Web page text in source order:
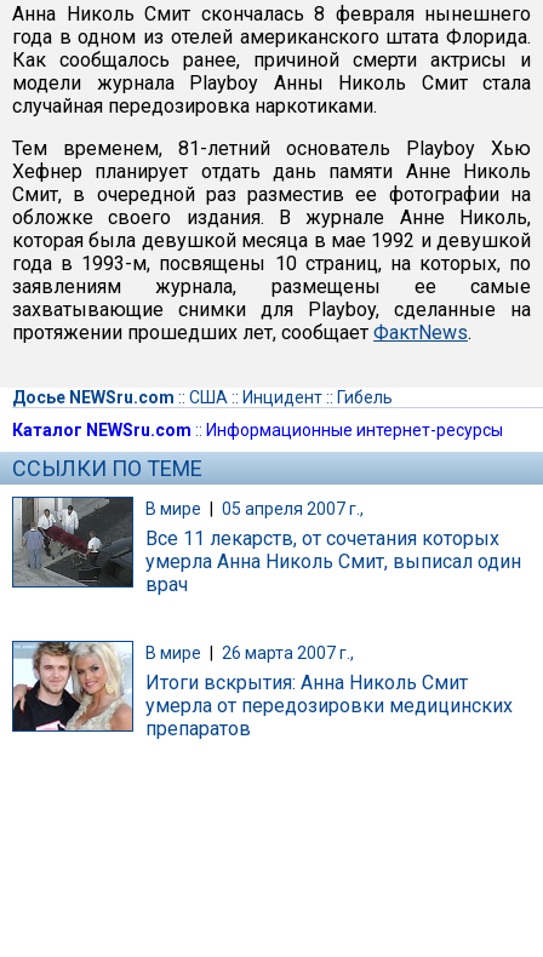
Анна Николь Смит скончалась 8 февраля нынешнего
года в одном из отелей американского штата Флорида.
Как сообщалось ранее, причиной смерти актрисы и
модели журнала Playboy Анны Николь Смит стала
случайная передозировка наркотиками.
Тем временем, 81-летний основатель Playboy Хью
Хефнер планирует отдать дань памяти Анне Николь
Смит, в очередной раз разместив ее фотографии на
обложке своего издания. В журнале Анне Николь,
которая была девушкой месяца в мае 1992 и девушкой
года в 1993-м, посвящены 10 страниц, на которых, по
заявлениям журнала, размещены ее самые
захватывающие снимки для Playboy, сделанные на
протяжении прошедших лет, сообщает ФактNews.
Досье NEWSru.com :: США :: Инцидент:: Гибель
Каталог NEWSru.com :: Информационные интернет-ресурсы
ССЫЛКИ ПО ТЕМЕ
В мире | 05 апреля 2007 г.,
Все 11 лекарств, от сочетания которых
умерла Анна Николь Смит, выписал один
врач
В мире 26 марта 2007 г.,
Итоги вскрытия: Анна Николь Смит
умерла от передозировки медицинских
препаратов